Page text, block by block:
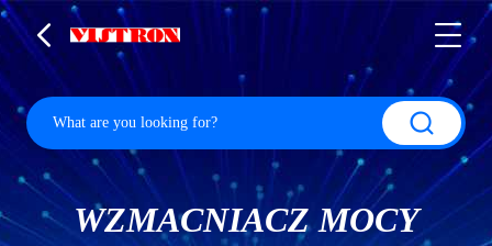
WZMACNIACZ MOCY